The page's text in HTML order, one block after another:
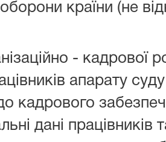
країни (не
- кадрової
апарату
кадрового
дані працівників